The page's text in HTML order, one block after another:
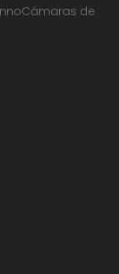
de